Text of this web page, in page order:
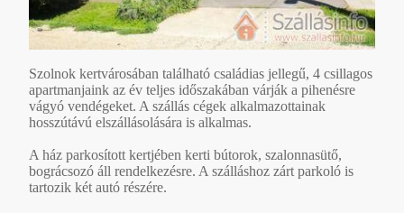
Szolnok kertvárosában található családias jellegű, 4 csillagos
apartmanjaink az év teljes időszakában várják a pihenésre
vágyó vendégeket. A szállás cégek alkalmazottainak
hosszútávú elszállásolására is alkalmas.
A ház parkosított kertjében kerti bútorok, szalonnasütő,
bográcsozó áll rendelkezésre. A szálláshoz zárt parkoló is
tartozik két autó részére.